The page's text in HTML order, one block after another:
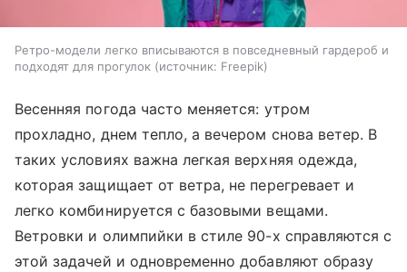
Ретро-модели легко вписываются в повседневный гардероб и
подходят для прогулок
источник: Freepik
Весенняя погода часто меняется: утром
прохладно, днем тепло, а вечером снова ветер. В
таких условиях важна легкая верхняя одежда,
которая защищает от ветра, не перегревает и
легко комбинируется с базовыми вещами.
Ветровки и олимпийки в стиле 90-х справляются с
этой задачей и одновременно добавляют образу